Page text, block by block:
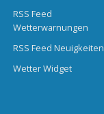
RSS Feed
Wetterwarnungen
RSS Feed Neuigkeiten
Wetter Widget